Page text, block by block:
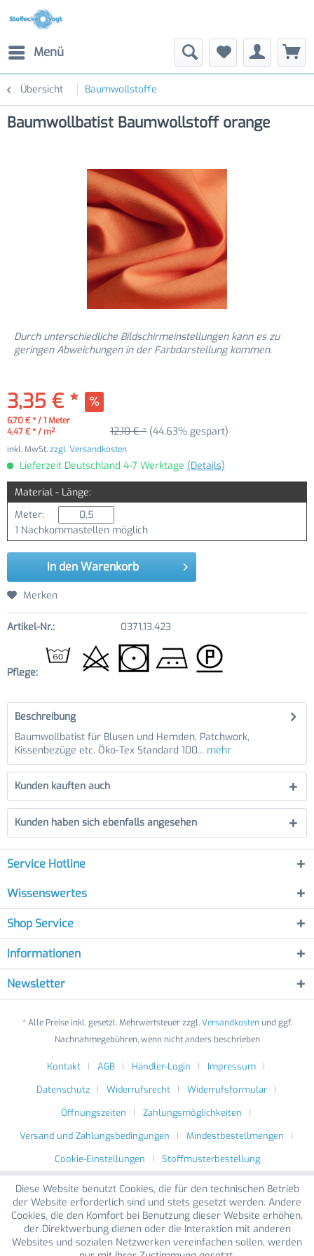
Menü
Übersicht Baumwollstoffe
Baumwollbatist Baumwollstoff orange
Durch unterschiedliche Bildschirmeinstellungen kann es zu
geringen Abweichungen in der Farbdarstellung kommen.
3,35 € *
6,70 € * / 1 Meter
4,47 € * / m²
12,10 € * (44,63% gespart)
inkl. MwSt.zzgl. Versandkosten
Lieferzeit Deutschland 4-7 Werktage (Details)
Material - Länge:
Meter:
1 Nachkommastellen möglich
In den Warenkorb
Merken
Artikel-Nr.: 0371.13.423
Pflege:
Beschreibung
Baumwollbatist für Blusen und Hemden, Patchwork,
Kissenbezüge etc. Öko-Tex Standard 100... mehr
Kunden kauften auch
Kunden haben sich ebenfalls angesehen
Service Hotline
Wissenswertes
Shop Service
Informationen
Newsletter
* Alle Preise inkl. gesetzl. Mehrwertsteuer zzgl.Versandkostenund ggf.
Nachnahmegebühren, wenn nicht anders beschrieben
Kontakt AGB Händler-Login
Impressum
Datenschutz
Widerrufsrecht
Widerrufsformular
Öffnungszeiten
Zahlungsmöglichkeiten
Versand und Zahlungsbedingungen
Mindestbestellmengen
Cookie-Einstellungen
Stoffmusterbestellung
Diese Website benutzt Cookies, die für den technischen Betrieb
der Website erforderlich sind und stets gesetzt werden. Andere
Cookies, die den Komfort bei Benutzung dieser Website erhöhen,
der Direktwerbung dienen oder die Interaktion mit anderen
Websites und sozialen Netzwerken vereinfachen sollen, werden